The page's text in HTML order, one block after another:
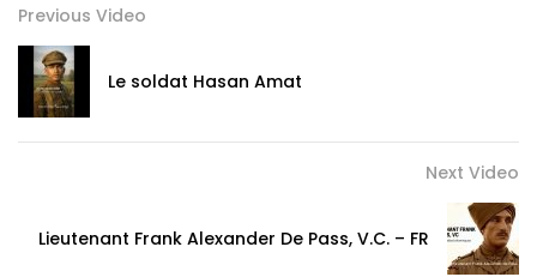
Previous Video
Le soldat Hasan Amat
Next Video
Lieutenant Frank Alexander De Pass, V.C. – FR